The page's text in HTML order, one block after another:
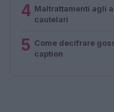
4 Maltrattamenti agli
cautelari
5 Come decifrare
caption